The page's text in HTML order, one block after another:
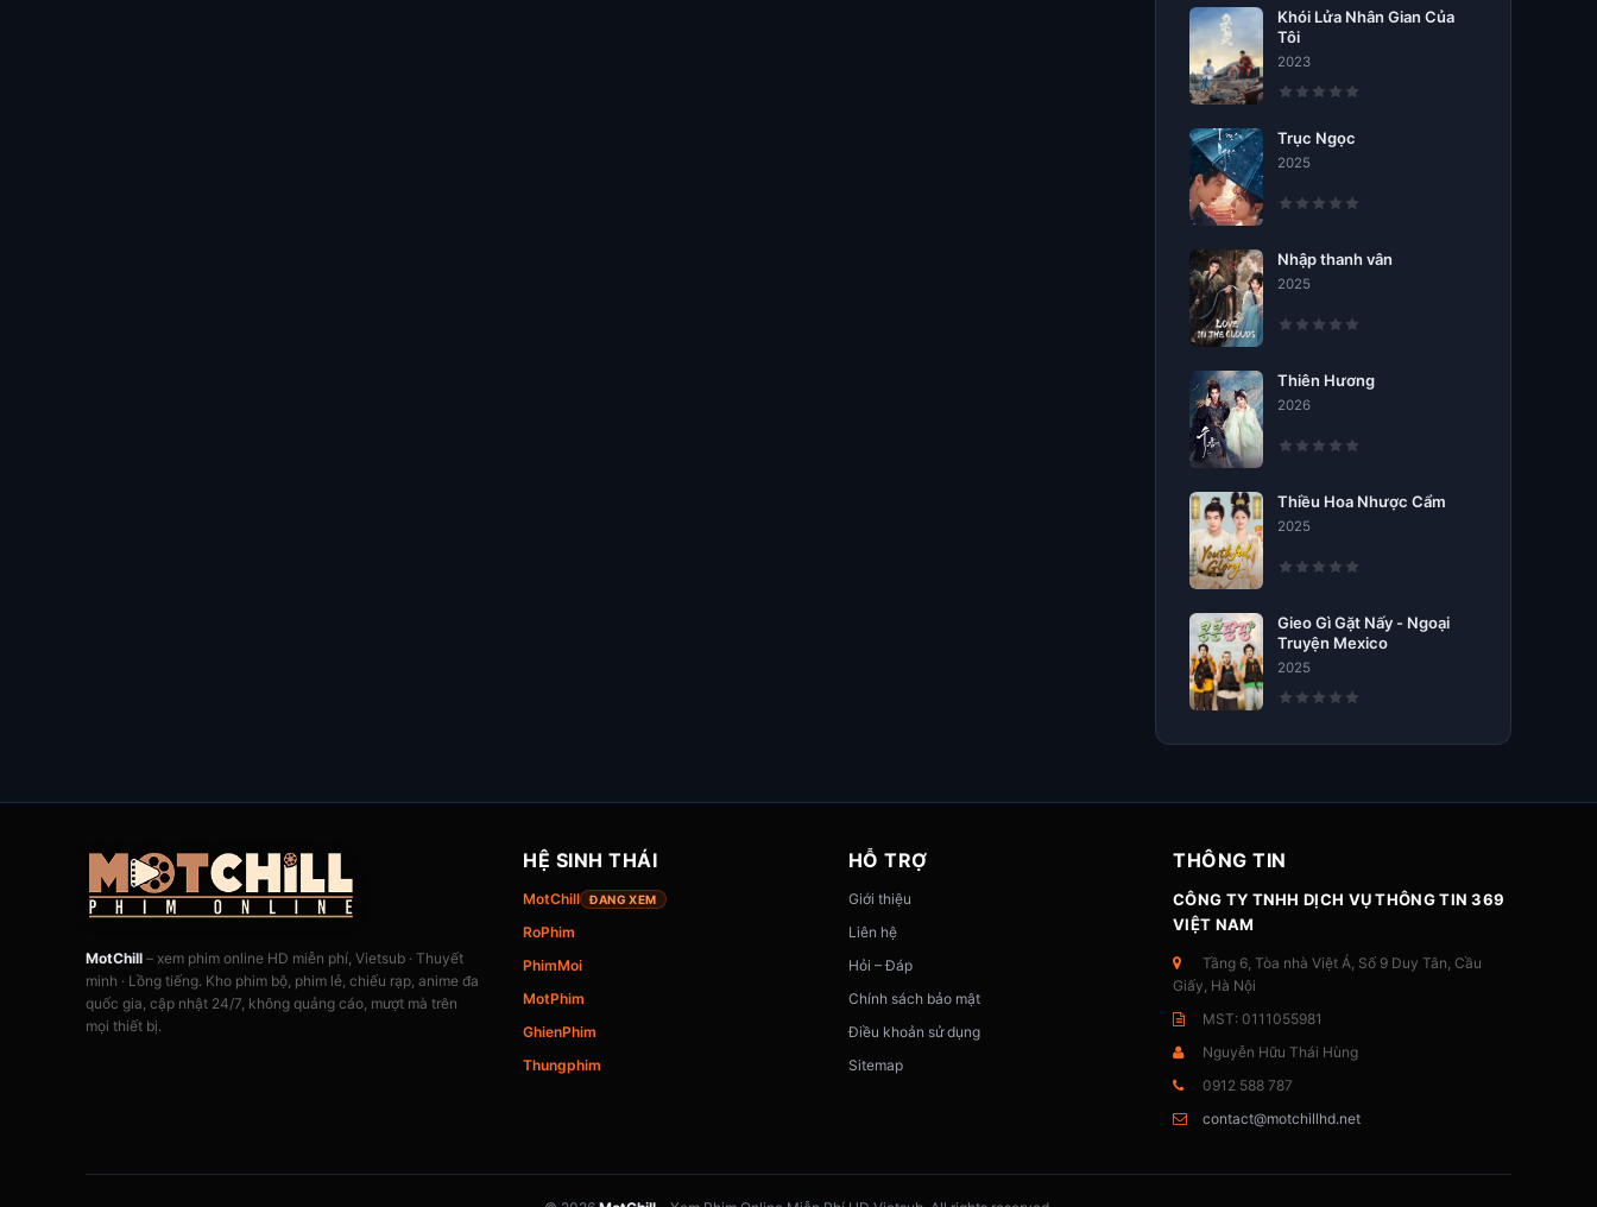
Khói Lửa Nhân Gian Của
Tôi
2023
Trục Ngọc
2025
Nhập thanh vân
2025
Thiên Hương
2026
Thiều Hoa Nhược Cẩm
2025
Gieo Gì Gặt Nấy - Ngoại
Truyện Mexico
2025
MotChill – xem phim online HD miễn phí, Vietsub · Thuyết
minh · Lồng tiếng. Kho phim bộ, phim lẻ, chiếu rạp, anime đa
quốc gia, cập nhật 24/7, không quảng cáo, mượt mà trên
mọi thiết bị.
HỆ SINH THÁI
MotChill ĐANG XEM
RoPhim
PhimMoi
MotPhim
GhienPhim
Thungphim
HỖ TRỢ
Giới thiệu
Liên hệ
Hỏi – Đáp
Chính sách bảo mật
Điều khoản sử dụng
Sitemap
THÔNG TIN
CÔNG TY TNHH DỊCH VỤ THÔNG TIN 369
VIỆT NAM
Tầng 6, Tòa nhà Việt Á, Số 9 Duy Tân, Cầu
Giấy, Hà Nội
MST: 0111055981
Nguyễn Hữu Thái Hùng
0912 588 787
contact@motchillhd.net